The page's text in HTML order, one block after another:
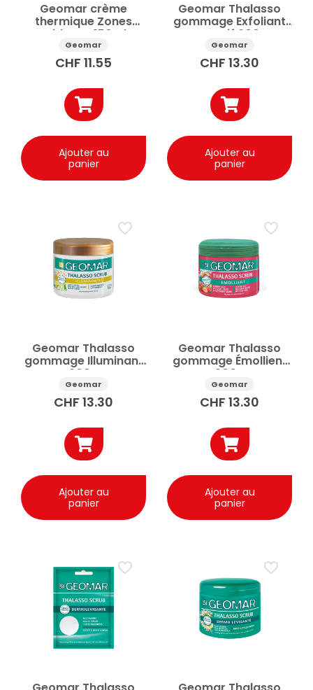
Geomar crème
thermique Zones
critiques 150ml
Geomar
CHF 11.55
Ajouter au
panier
Geomar Thalasso
gommage Exfoliant
Intensif 600g
Geomar
CHF 13.30
Ajouter au
panier
Geomar Thalasso
gommage Illuminant
600g
Geomar
CHF 13.30
Ajouter au
panier
Geomar Thalasso
gommage Émollient
600g
Geomar
CHF 13.30
Ajouter au
panier